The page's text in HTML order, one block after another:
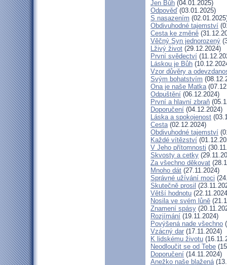
Jen Bůh (04.01.2025)
Odpověď (03.01.2025)
S nasazením
Obdivuhodné tajemství
Cesta ke změně
Věčný Syn jednorozený
Lživý život (29.12.2024)
První svědectví
Láskou je Bůh
Vzor důvěry a
Svým bohatstvím
Ona je naše Matka
Odpuštění (06.12.2024)
První a hlavní zbraň
Doporučení (04.12.2024)
Láska a spokojenost
Cesta(02.12.2024)
Obdivuhodné tajemství
Každé vítězství
V Jeho přítomnosti
Skvosty a cetky
Za všechno děkovat
Mnoho dát (27.11.2024)
Správné užívání moci
Skutečně prosil
Větší hodnotu
Nosila ve svém lůně
Znamení spásy
Rozjímání (19.11.2024)
Povýšená nade všechno
Vzácný dar (17.11.2024)
K lidskému životu
Neodloučit se od Tebe
Doporučení (14.11.2024)
Anežko naše blažená